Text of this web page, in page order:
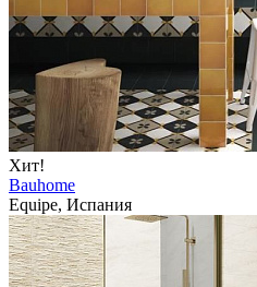
Хит!
Bauhome
Equipe, Испания